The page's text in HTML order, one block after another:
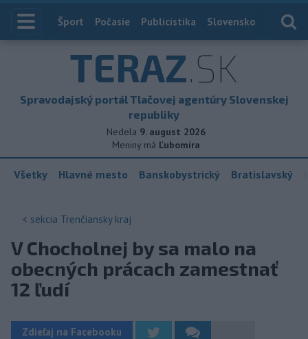
Index
Šport Počasie Publicistika Slovensko
TERAZ.SK
Spravodajský portál Tlačovej agentúry Slovenskej
republiky
Nedela 9. august 2026
Meniny má Ľubomíra
Všetky Hlavné mesto Banskobystrický Bratislavský
< sekcia Trenčiansky kraj
V Chocholnej by sa malo na
obecných prácach zamestnať
12 ľudí
Zdieľaj na Facebooku